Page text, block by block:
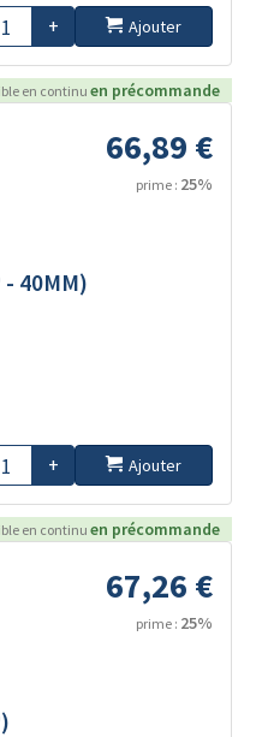
+ Ajouter
en continu en précommande
66,89 €
prime : 25%
- 40MM)
+ Ajouter
en continu en précommande
67,26 €
prime : 25%